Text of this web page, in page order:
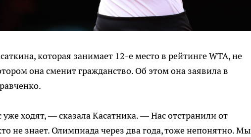
которая занимает 12-е место в рейтинге WTA, не
она сменит гражданство. Об этом она заявила в
уже ходят, — сказала Касатника. — Нас отстранили от
не знает. Олимпиада через два года, тоже непонятно. Мы